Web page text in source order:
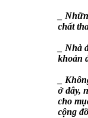
_
chất
_
khoản
_
ở đây,
cho
cộng